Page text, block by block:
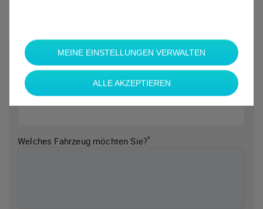
Welche Marke möchten Sie?*
Welches Fahrzeug möchten Sie?*
MEINE EINSTELLUNGEN VERWALTEN
ALLE AKZEPTIEREN